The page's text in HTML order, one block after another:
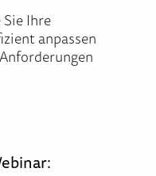
Ihre
anpassen